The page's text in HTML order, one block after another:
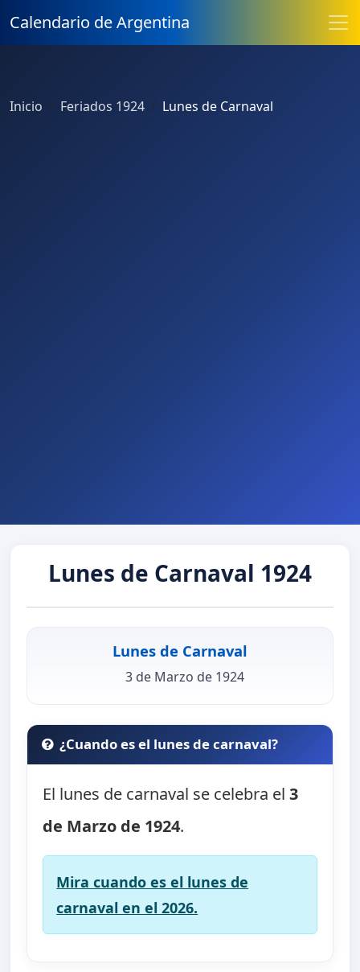
Calendario de Argentina
Inicio Feriados 1924 Lunes de Carnaval
Lunes de Carnaval 1924
Lunes de Carnaval
3 de Marzo de 1924
¿Cuando es el lunes de carnaval?
El lunes de carnaval se celebra el3
de Marzo de 1924.
Mira cuando es el lunes de
carnaval en el 2026.